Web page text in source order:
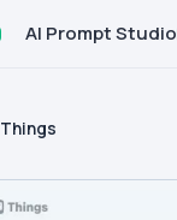
AI Prompt Studio
Things